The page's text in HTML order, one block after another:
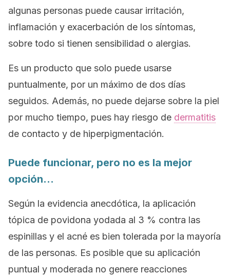
algunas personas puede causar irritación,
inflamación y exacerbación de los síntomas,
sobre todo si tienen sensibilidad o alergias.
Es un producto que solo puede usarse
puntualmente, por un máximo de dos días
seguidos. Además, no puede dejarse sobre la piel
por mucho tiempo, pues hay riesgo de dermatitis
de contacto y de hiperpigmentación.
Puede funcionar, pero no es la mejor
opción…
Según la evidencia anecdótica, la aplicación
tópica de povidona yodada al 3 % contra las
espinillas y el acné es bien tolerada por la mayoría
de las personas. Es posible que su aplicación
puntual y moderada no genere reacciones